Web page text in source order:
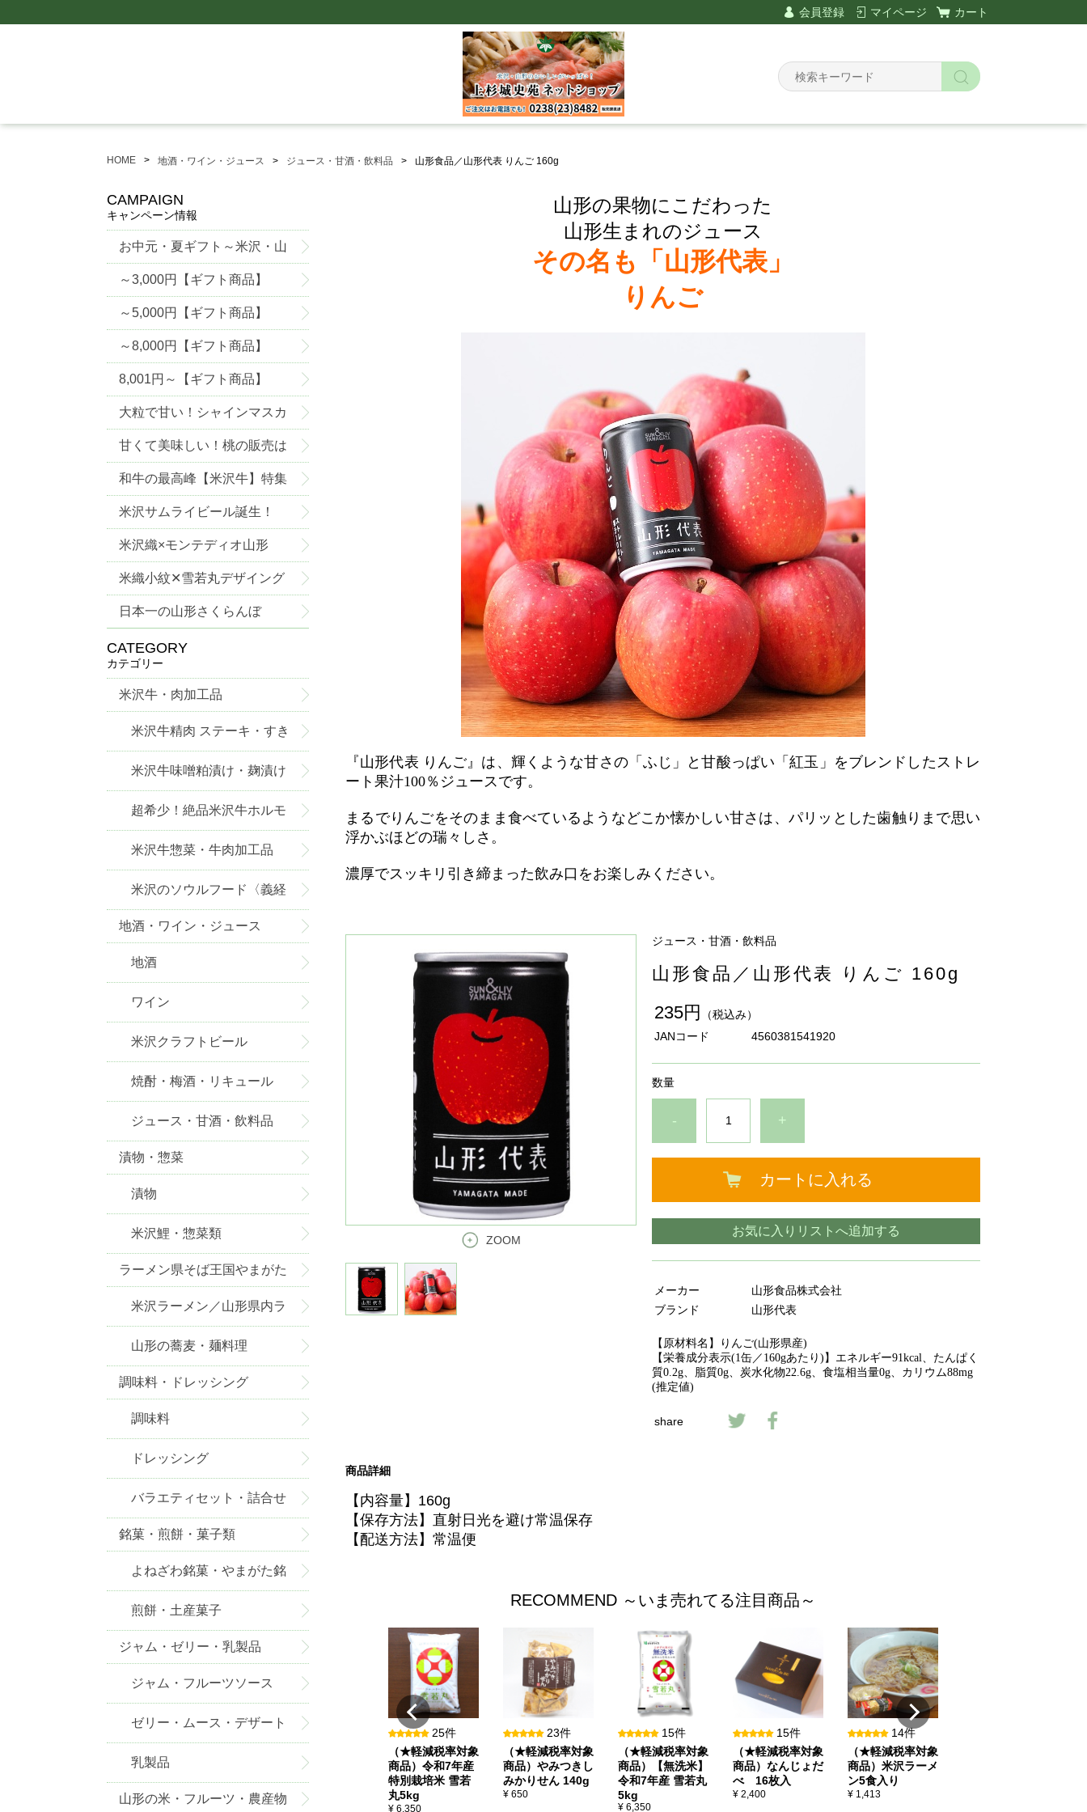
会員登録 マイページ カート
HOME 地酒・ワイン・ジュース ジュース・甘酒・飲料品 山形食品／山形代表 りんご 160g
山形の果物にこだわった
山形生まれのジュース
その名も「山形代表」
りんご
『山形代表 りんご』は、輝くような甘さの「ふじ」と甘酸っぱい「紅玉」をブレンドしたストレ
ート果汁100％ジュースです。
まるでりんごをそのまま食べているようなどこか懐かしい甘さは、 パリッとした歯触りまで思い
浮かぶほどの瑞々しさ。
濃厚でスッキリ引き締まった飲み口をお楽しみください。
ZOOM
ジュース・甘酒・飲料品
山形食品／山形代表 りんご 160g
235円
（税込み）
JANコード
4560381541920
数量
- +
カートに入れる
お気に入りリストへ追加する
メーカー
山形食品株式会社
ブランド
山形代表
【原材料名】りんご(山形県産)
【栄養成分表示(1缶／160gあたり)】エネルギー91kcal、たんぱく
質0.2g、脂質0g、炭水化物22.6g、食塩相当量0g、カリウム88mg
(推定値)
share
商品詳細
【内容量】160g
【保存方法】直射日光を避け常温保存
【配送方法】常温便
RECOMMEND ～いま売れてる注目商品～
25件
（★軽減税率対象
商品）令和7年産
特別栽培米 雪若
丸5kg
¥ 6,350
23件
（★軽減税率対象
商品）やみつきし
みかりせん 140g
¥ 650
15件
（★軽減税率対象
商品）【無洗米】
令和7年産 雪若丸
5kg
¥ 6,350
15件
（★軽減税率対象
商品）なんじょだ
べ 16枚入
¥ 2,400
14件
（★軽減税率対象
商品）米沢ラーメ
ン5食入り
¥ 1,413
CAMPAIGN
キャンペーン情報
お中元・夏ギフト～米沢・山
形グルメ特集～
～3,000円【ギフト商品】
～5,000円【ギフト商品】
～8,000円【ギフト商品】
8,001円～【ギフト商品】
大粒で甘い！シャインマスカ
ットご予約承り中！
甘くて美味しい！桃の販売は
じめました！
和牛の最高峰【米沢牛】特集
米沢サムライビール誕生！
米沢織×モンテディオ山形
米織小紋✕雪若丸デザイング
ッズ
日本一の山形さくらんぼ
CATEGORY
カテゴリー
米沢牛・肉加工品
米沢牛精肉 ステーキ・すき
焼き・しゃぶしゃぶ・焼肉
米沢牛味噌粕漬け・麹漬け
超希少！絶品米沢牛ホルモ
ン米沢牛惣菜・牛肉加工品
米沢のソウルフード〈義経
焼〉
地酒・ワイン・ジュース
地酒
ワイン
米沢クラフトビール
焼酎・梅酒・リキュール
ジュース・甘酒・飲料品
漬物・惣菜
漬物
米沢鯉・惣菜類
ラーメン県そば王国やまがた
米沢ラーメン／山形県内ラ
ーメン
山形の蕎麦・麺料理
調味料・ドレッシング
調味料
ドレッシング
バラエティセット・詰合せ
銘菓・煎餅・菓子類
よねざわ銘菓・やまがた銘
菓煎餅・土産菓子
ジャム・ゼリー・乳製品
ジャム・フルーツソース
ゼリー・ムース・デザート
乳製品
山形の米・フルーツ・農産物